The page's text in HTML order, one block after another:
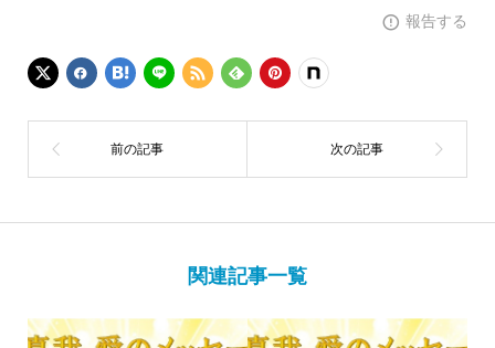
報告する
関連記事一覧